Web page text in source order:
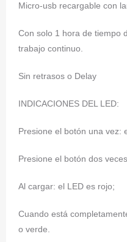
Micro-usb recargable con
Con solo 1 hora de tiempo
trabajo continuo.
Sin retrasos o Delay
INDICACIONES DEL LED:
Presione el botón una vez:
Presione el botón dos
Al cargar: el LED es rojo;
Cuando está
o verde.